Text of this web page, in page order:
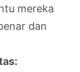
mereka
dan